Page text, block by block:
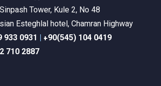
Tower, Kule 2, No 48
Esteghlal hotel, Chamran Highway
933 0931 | +90(545) 104 0419
710 2887